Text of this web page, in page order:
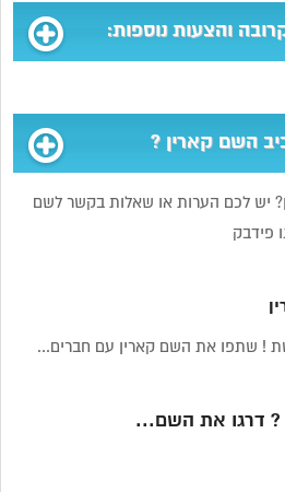
והצעות נוספות:
השם קארין ?
יש לכם הערות או שאלות בקשר לשם
פידבק
! שתפו את השם קארין עם חברים...
דרגו את השם...